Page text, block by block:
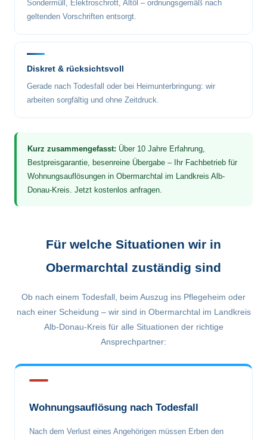
Sondermüll, Elektroschrott, Altöl – ordnungsgemäß nach
geltenden Vorschriften entsorgt.
Diskret & rücksichtsvoll
Gerade nach Todesfall oder bei Heimunterbringung: wir
arbeiten sorgfältig und ohne Zeitdruck.
Kurz zusammengefasst: Über 10 Jahre Erfahrung,
Bestpreisgarantie, besenreine Übergabe – Ihr Fachbetrieb für
Wohnungsauflösungen in Obermarchtal im Landkreis Alb-
Donau-Kreis. Jetzt kostenlos anfragen.
Für welche Situationen wir in
Obermarchtal zuständig sind
Ob nach einem Todesfall, beim Auszug ins Pflegeheim oder
nach einer Scheidung – wir sind in Obermarchtal im Landkreis
Alb-Donau-Kreis für alle Situationen der richtige
Ansprechpartner:
Wohnungsauflösung nach Todesfall
Nach dem Verlust eines Angehörigen müssen Erben den